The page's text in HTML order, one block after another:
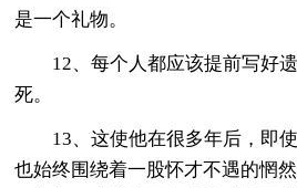
是一个礼物。
12、每个人都应该提前写好
死。
13、这使他在很多年后，即
也始终围绕着一股怀才不遇的惘